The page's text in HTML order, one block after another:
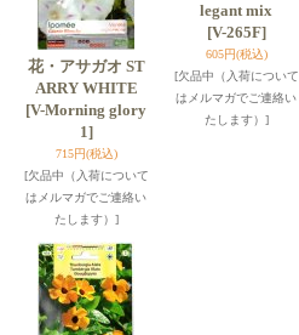
花・アサガオ ST
ARRY WHITE
[V-Morning glory
1]
715円(税込)
[欠品中（入荷について
はメルマガでご連絡い
たします）]
legant mix
[V-265F]
605円(税込)
[欠品中（入荷について
はメルマガでご連絡い
たします）]